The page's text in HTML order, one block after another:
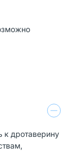
к дротаверину